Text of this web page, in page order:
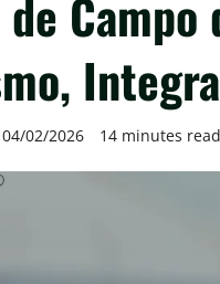
04/02/2026 14 minutes read